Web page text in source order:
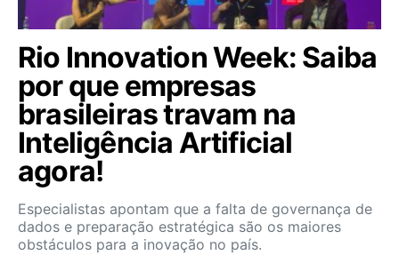
Rio Innovation Week: Saiba
por que empresas
brasileiras travam na
Inteligência Artificial
agora!
Especialistas apontam que a falta de governança de
dados e preparação estratégica são os maiores
obstáculos para a inovação no país.